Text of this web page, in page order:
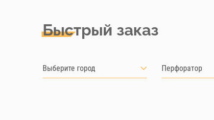
Быстрый заказ
Выберите город Перфоратор